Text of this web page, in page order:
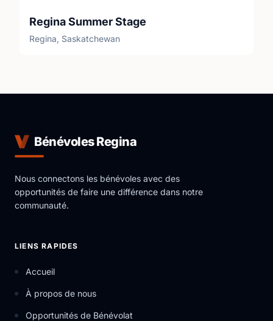
Regina Summer Stage
Regina, Saskatchewan
Bénévoles Regina
Nous connectons les bénévoles avec des
opportunités de faire une différence dans notre
communauté.
LIENS RAPIDES
Accueil
À propos de nous
Opportunités de Bénévolat